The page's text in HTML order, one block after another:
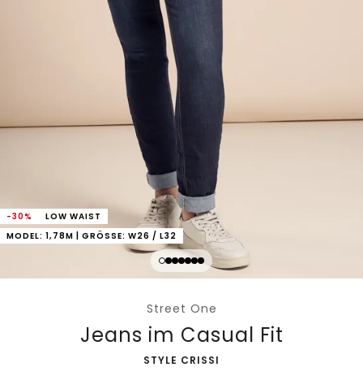
-30%
LOW WAIST
MODEL: 1,78M | GRÖSSE: W26 / L32
Street One
Jeans im Casual Fit
-
STYLE CRISSI